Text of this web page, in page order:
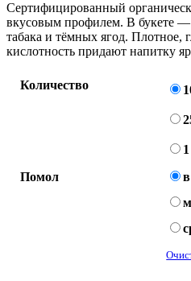
основе
опроса
пользователей
Сертифицированный
вкусовым профилем. В букете —
табака и тёмных ягод. Плотное,
кислотность придают напитку
Количество
Помол